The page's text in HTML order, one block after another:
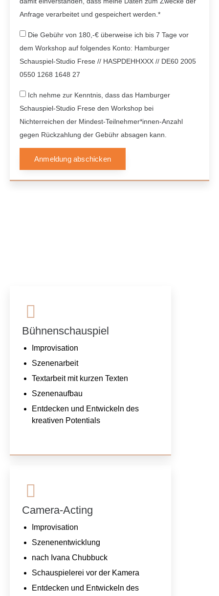
Anfrage verarbeitet und gespeichert werden.*
Die Gebühr von 180,-€ überweise ich bis 7 Tage vor
dem Workshop auf folgendes Konto: Hamburger
Schauspiel-Studio Frese // HASPDEHHXXX // DE60 2005
0550 1268 1648 27
Ich nehme zur Kenntnis, dass das Hamburger
Schauspiel-Studio Frese den Workshop bei
Nichterreichen der Mindest-Teilnehmer*innen-Anzahl
gegen Rückzahlung der Gebühr absagen kann.
Anmeldung abschicken
Bühnenschauspiel
Improvisation
Szenenarbeit
Textarbeit mit kurzen Texten
Szenenaufbau
Entdecken und Entwickeln des
kreativen Potentials
Camera-Acting
Improvisation
Szenenentwicklung
nach Ivana Chubbuck
Schauspielerei vor der Kamera
Entdecken und Entwickeln des